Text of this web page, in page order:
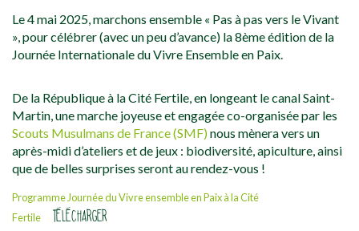
Le 4 mai 2025, marchons ensemble « Pas à pas vers le Vivant
», pour célébrer (avec un peu d’avance) la 8ème édition de la
Journée Internationale du Vivre Ensemble en Paix.
De la République à la Cité Fertile, en longeant le canal Saint-
Martin, une marche joyeuse et engagée co-organisée par les
Scouts Musulmans de France (SMF)nous mènera vers un
après-midi d’ateliers et de jeux : biodiversité, apiculture, ainsi
que de belles surprises seront au rendez-vous !
Programme Journée du Vivre ensemble en Paix à la Cité
Fertile
TÉLÉCHARGER